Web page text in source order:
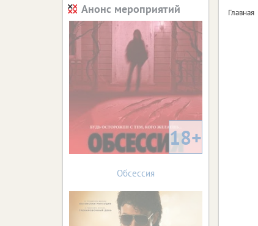
Главная
Анонс мероприятий
18+
Обсессия